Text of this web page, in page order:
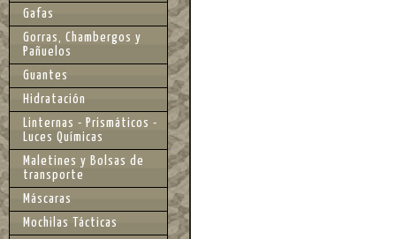
Gafas
Gorras, Chambergos y
Pañuelos
Guantes
Hidratación
Linternas - Prismáticos -
Luces Químicas
Maletines y Bolsas de
transporte
Máscaras
Mochilas Tácticas